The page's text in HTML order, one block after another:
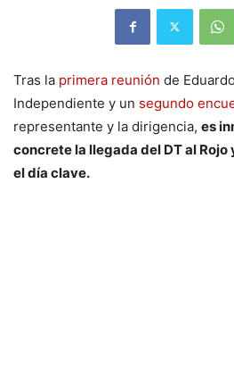
Tras la primera reunión de
Independiente y un segundo
representante y la dirigencia, es
concrete la llegada del DT al Rojo
el día clave.